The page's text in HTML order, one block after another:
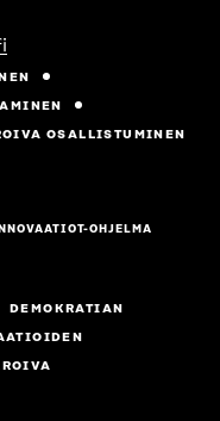
OSALLISTUMINEN
OHJELMA
DEMOKRATIAN